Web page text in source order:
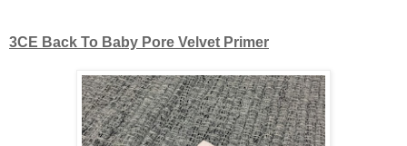
3CE Back To Baby Pore Velvet Primer